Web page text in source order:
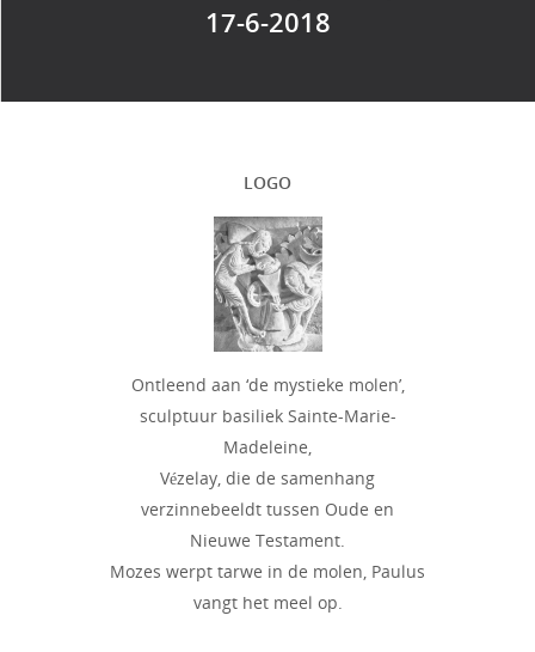
17-6-2018
LOGO
Ontleend aan ‘de mystieke molen’,
sculptuur basiliek Sainte-Marie-
Madeleine,
Vézelay, die de samenhang
verzinnebeeldt tussen Oude en
Nieuwe Testament.
Mozes werpt tarwe in de molen, Paulus
vangt het meel op.